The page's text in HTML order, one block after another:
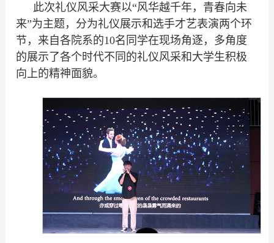
此次礼仪风采大赛以“风华越千年，青春向未
来”为主题，分为礼仪展示和选手才艺表演两个环
节，来自各院系的10名同学在现场角逐，多角度
的展示了各个时代不同的礼仪风采和大学生积极
向上的精神面貌。